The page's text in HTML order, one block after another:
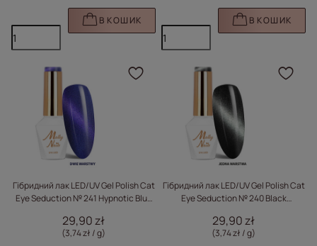
В КОШИК В КОШИК
Гібридний лак LED/UV Gel Polish Cat
Eye Seduction № 241 Hypnotic Blue
29,90 zł
(3,74 zł / g)
Натисніть, щоб
Гібридний лак LED/UV Gel Polish Cat
Eye Seduction № 240 Black
HEMA, 8 г
29,90 zł
(3,74 zł / g)